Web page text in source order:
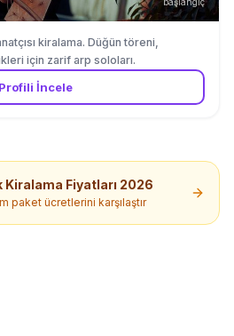
kiralama. Düğün töreni,
için zarif arp soloları.
Profili İncele
Kiralama Fiyatları 2026
paket ücretlerini karşılaştır